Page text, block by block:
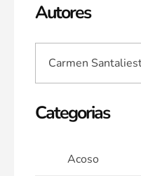
Autores
Categorias
Acoso